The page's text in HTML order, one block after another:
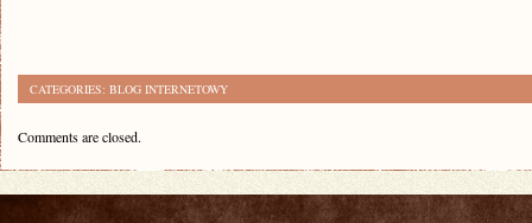
CATEGORIES: BLOG INTERNETOWY
Comments are closed.